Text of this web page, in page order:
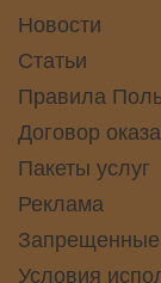
Новости
Статьи
Правила
Договор
Пакеты услуг
Реклама
Условия